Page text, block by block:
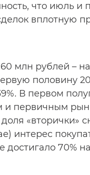
что июль
вплотную
млн рублей –
половину
В первом
первичным
«вторички»
интерес
70%